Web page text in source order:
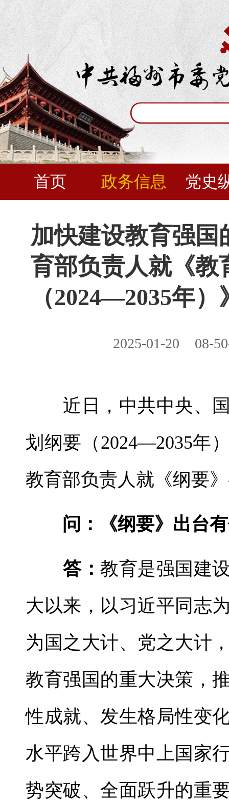
首页 政务信息 党史
加快建设教育强
育部负责人就《教
（2024—2035年
2025-01-20 08-
近日，中共中央、国
划纲要（2024—2035年
教育部负责人就《纲要
问：《纲要》出台
答：教育是强国建
大以来，以习近平同志
为国之大计、党之大计
教育强国的重大决策，
性成就、发生格局性变
水平跨入世界中上国家
势突破、全面跃升的重